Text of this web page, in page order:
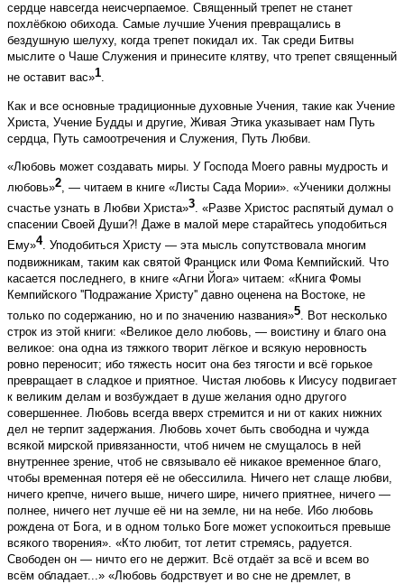
сердце навсегда неисчерпаемое. Священный трепет не станет
похлёбкою обихода. Самые лучшие Учения превращались в
бездушную шелуху, когда трепет покидал их. Так среди Битвы
мыслите о Чаше Служения и принесите клятву, что трепет священный
не оставит вас»1.
Как и все основные традиционные духовные Учения, такие как Учение
Христа, Учение Будды и другие, Живая Этика указывает нам Путь
сердца, Путь самоотречения и Служения, Путь Любви.
«Любовь может создавать миры. У Господа Моего равны мудрость и
любовь»2, — читаем в книге «Листы Сада Мории». «Ученики должны
счастье узнать в Любви Христа»3. «Разве Христос распятый думал о
спасении Своей Души?! Даже в малой мере старайтесь уподобиться
Ему»4. Уподобиться Христу — эта мысль сопутствовала многим
подвижникам, таким как святой Франциск или Фома Кемпийский. Что
касается последнего, в книге «Агни Йога» читаем: «Книга Фомы
Кемпийского ''Подражание Христу'' давно оценена на Востоке, не
только по содержанию, но и по значению названия»5. Вот несколько
строк из этой книги: «Великое дело любовь, — воистину и благо она
великое: она одна из тяжкого творит лёгкое и всякую неровность
ровно переносит; ибо тяжесть носит она без тягости и всё горькое
превращает в сладкое и приятное. Чистая любовь к Иисусу подвигает
к великим делам и возбуждает в душе желания одно другого
совершеннее. Любовь всегда вверх стремится и ни от каких нижних
дел не терпит задержания. Любовь хочет быть свободна и чужда
всякой мирской привязанности, чтоб ничем не смущалось в ней
внутреннее зрение, чтоб не связывало её никакое временное благо,
чтобы временная потеря её не обессилила. Ничего нет слаще любви,
ничего крепче, ничего выше, ничего шире, ничего приятнее, ничего —
полнее, ничего нет лучше её ни на земле, ни на небе. Ибо любовь
рождена от Бога, и в одном только Боге может успокоиться превыше
всякого творения». «Кто любит, тот летит стремясь, радуется.
Свободен он — ничто его не держит. Всё отдаёт за всё и всем во
всём обладает...» «Любовь бодрствует и во сне не дремлет, в